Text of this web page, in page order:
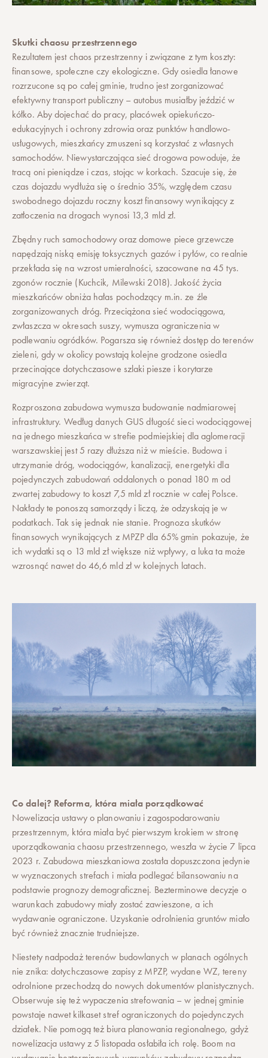
Skutki chaosu przestrzennego
Rezultatem jest chaos przestrzenny i związane z tym koszty:
finansowe, społeczne czy ekologiczne. Gdy osiedla łanowe
rozrzucone są po całej gminie, trudno jest zorganizować
efektywny transport publiczny – autobus musiałby jeździć w
kółko. Aby dojechać do pracy, placówek opiekuńczo-
edukacyjnych i ochrony zdrowia oraz punktów handlowo-
usługowych, mieszkańcy zmuszeni są korzystać z własnych
samochodów. Niewystarczająca sieć drogowa powoduje, że
tracą oni pieniądze i czas, stojąc w korkach. Szacuje się, że
czas dojazdu wydłuża się o średnio 35%, względem czasu
swobodnego dojazdu roczny koszt finansowy wynikający z
zatłoczenia na drogach wynosi 13,3 mld zł.
Zbędny ruch samochodowy oraz domowe piece grzewcze
napędzają niską emisję toksycznych gazów i pyłów, co realnie
przekłada się na wzrost umieralności, szacowane na 45 tys.
zgonów rocznie (Kuchcik, Milewski 2018). Jakość życia
mieszkańców obniża hałas pochodzący m.in. ze źle
zorganizowanych dróg. Przeciążona sieć wodociągowa,
zwłaszcza w okresach suszy, wymusza ograniczenia w
podlewaniu ogródków. Pogarsza się również dostęp do terenów
zieleni, gdy w okolicy powstają kolejne grodzone osiedla
przecinające dotychczasowe szlaki piesze i korytarze
migracyjne zwierząt.
Rozproszona zabudowa wymusza budowanie nadmiarowej
infrastruktury. Według danych GUS długość sieci wodociągowej
na jednego mieszkańca w strefie podmiejskiej dla aglomeracji
warszawskiej jest 5 razy dłuższa niż w mieście. Budowa i
utrzymanie dróg, wodociągów, kanalizacji, energetyki dla
pojedynczych zabudowań oddalonych o ponad 180 m od
zwartej zabudowy to koszt 7,5 mld zł rocznie w całej Polsce.
Nakłady te ponoszą samorządy i liczą, że odzyskają je w
podatkach. Tak się jednak nie stanie. Prognoza skutków
finansowych wynikających z MPZP dla 65% gmin pokazuje, że
ich wydatki są o 13 mld zł większe niż wpływy, a luka ta może
wzrosnąć nawet do 46,6 mld zł w kolejnych latach.
Co dalej? Reforma, która miała porządkować
Nowelizacja ustawy o planowaniu i zagospodarowaniu
przestrzennym, która miała być pierwszym krokiem w stronę
uporządkowania chaosu przestrzennego, weszła w życie 7 lipca
2023 r. Zabudowa mieszkaniowa została dopuszczona jedynie
w wyznaczonych strefach i miała podlegać bilansowaniu na
podstawie prognozy demograficznej. Bezterminowe decyzje o
warunkach zabudowy miały zostać zawieszone, a ich
wydawanie ograniczone. Uzyskanie odrolnienia gruntów miało
być również znacznie trudniejsze.
Niestety nadpodaż terenów budowlanych w planach ogólnych
nie znika: dotychczasowe zapisy z MPZP, wydane WZ, tereny
odrolnione przechodzą do nowych dokumentów planistycznych.
Obserwuje się też wypaczenia strefowania – w jednej gminie
powstaje nawet kilkaset stref ograniczonych do pojedynczych
działek. Nie pomogą też biura planowania regionalnego, gdyż
nowelizacja ustawy z 5 listopada osłabiła ich rolę. Boom na